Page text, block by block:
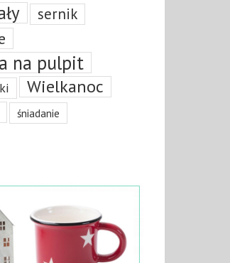
sernik
na pulpit
Wielkanoc
śniadanie